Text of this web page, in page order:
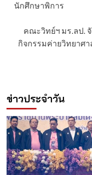
นักศึกษาพิการ
คณะวิทย์ฯ มร.ลป.
กิจกรรมค่ายวิทยาศา
ข่าวประจำวัน